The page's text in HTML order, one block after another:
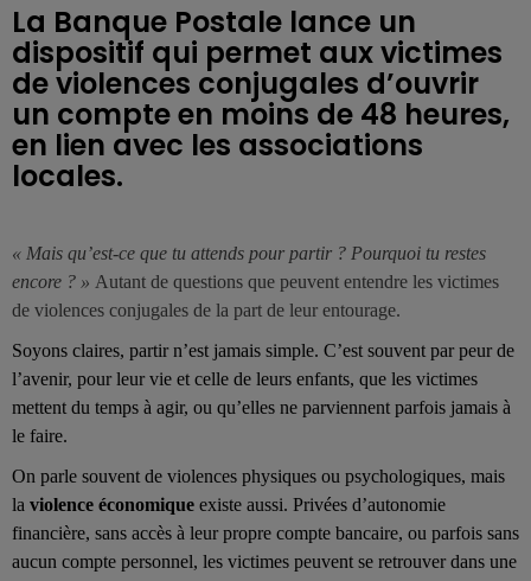
La Banque Postale lance un
dispositif qui permet aux victimes
de violences conjugales d’ouvrir
un compte en moins de 48 heures,
en lien avec les associations
locales.
« Mais qu’est-ce que tu attends pour partir ? Pourquoi tu restes
encore ? » Autant de questions que peuvent entendre les victimes
de violences conjugales de la part de leur entourage.
Soyons claires, partir n’est jamais simple. C’est souvent par peur de
l’avenir, pour leur vie et celle de leurs enfants, que les victimes
mettent du temps à agir, ou qu’elles ne parviennent parfois jamais à
le faire.
On parle souvent de violences physiques ou psychologiques, mais
la violence économique existe aussi. Privées d’autonomie
financière, sans accès à leur propre compte bancaire, ou parfois sans
aucun compte personnel, les victimes peuvent se retrouver dans une